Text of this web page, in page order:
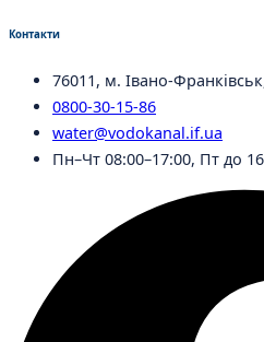
Контакти
76011, м. Івано-
0800-30-15-86
water@vodokanal.if.ua
Пн–Чт 08:00–17:00, Пт до